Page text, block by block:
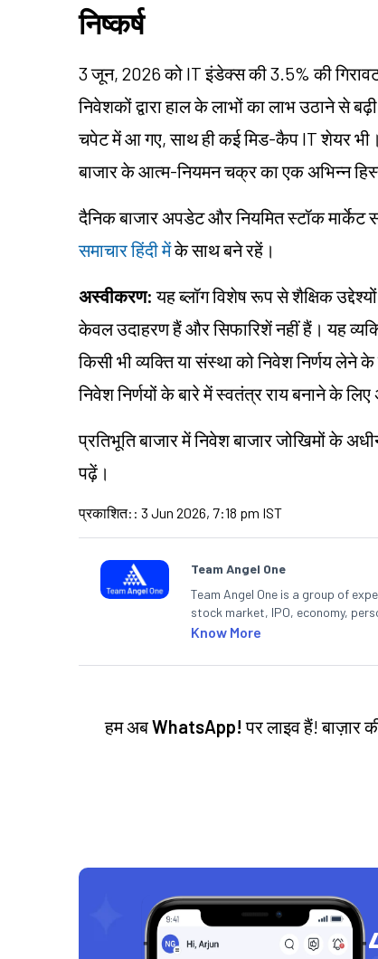
निष्कर्ष
3 जून, 2026 को IT इंडेक्स की 3.5% की
निवेशकों द्वारा हाल के लाभों का लाभ उठाने से
चपेट में आ गए, साथ ही कई मिड-कैप IT शेयर भी।
बाजार के आत्म-नियमन चक्र का एक अभिन्न
दैनिक बाजार अपडेट और नियमित स्टॉक मार्केट
समाचार हिंदी मेंके साथ बने रहें।
अस्वीकरण:यह ब्लॉग विशेष रूप से शैक्षिक
केवल उदाहरण हैं और सिफारिशें नहीं हैं। यह
किसी भी व्यक्ति या संस्था को निवेश निर्णय लेने
निवेश निर्णयों के बारे में स्वतंत्र राय बनाने के
प्रतिभूति बाजार में निवेश बाजार जोखिमों के
पढ़ें।
प्रकाशित: : 3 Jun 2026, 7:18 pm IST
Team Angel One
Team Angel One is a group of
stock market, IPO, economy,
Know More
हम अबWhatsApp! पर लाइव हैं! बाज़ार